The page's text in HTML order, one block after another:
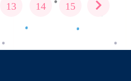
13 14 15